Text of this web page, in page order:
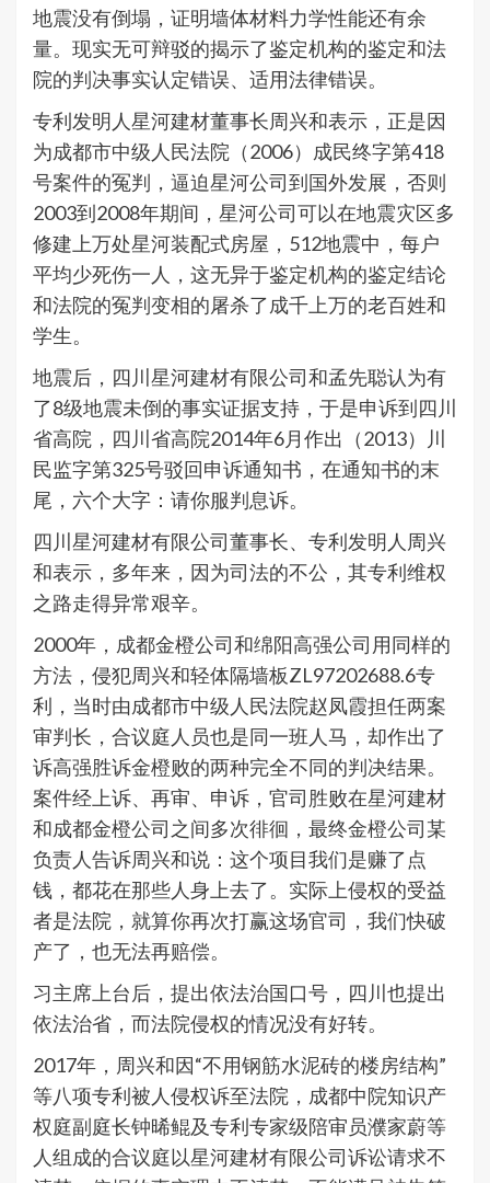
地震没有倒塌，证明墙体材料力学性能还有余
量。现实无可辩驳的揭示了鉴定机构的鉴定和法
院的判决事实认定错误、适用法律错误。
专利发明人星河建材董事长周兴和表示，正是因
为成都市中级人民法院（2006）成民终字第418
号案件的冤判，逼迫星河公司到国外发展，否则
2003到2008年期间，星河公司可以在地震灾区多
修建上万处星河装配式房屋，512地震中，每户
平均少死伤一人，这无异于鉴定机构的鉴定结论
和法院的冤判变相的屠杀了成千上万的老百姓和
学生。
地震后，四川星河建材有限公司和孟先聪认为有
了8级地震未倒的事实证据支持，于是申诉到四川
省高院，四川省高院2014年6月作出（2013）川
民监字第325号驳回申诉通知书，在通知书的末
尾，六个大字：请你服判息诉。
四川星河建材有限公司董事长、专利发明人周兴
和表示，多年来，因为司法的不公，其专利维权
之路走得异常艰辛。
2000年，成都金橙公司和绵阳高强公司用同样的
方法，侵犯周兴和轻体隔墙板ZL97202688.6专
利，当时由成都市中级人民法院赵凤霞担任两案
审判长，合议庭人员也是同一班人马，却作出了
诉高强胜诉金橙败的两种完全不同的判决结果。
案件经上诉、再审、申诉，官司胜败在星河建材
和成都金橙公司之间多次徘徊，最终金橙公司某
负责人告诉周兴和说：这个项目我们是赚了点
钱，都花在那些人身上去了。实际上侵权的受益
者是法院，就算你再次打赢这场官司，我们快破
产了，也无法再赔偿。
习主席上台后，提出依法治国口号，四川也提出
依法治省，而法院侵权的情况没有好转。
2017年，周兴和因“不用钢筋水泥砖的楼房结构”
等八项专利被人侵权诉至法院，成都中院知识产
权庭副庭长钟晞鲲及专利专家级陪审员濮家蔚等
人组成的合议庭以星河建材有限公司诉讼请求不